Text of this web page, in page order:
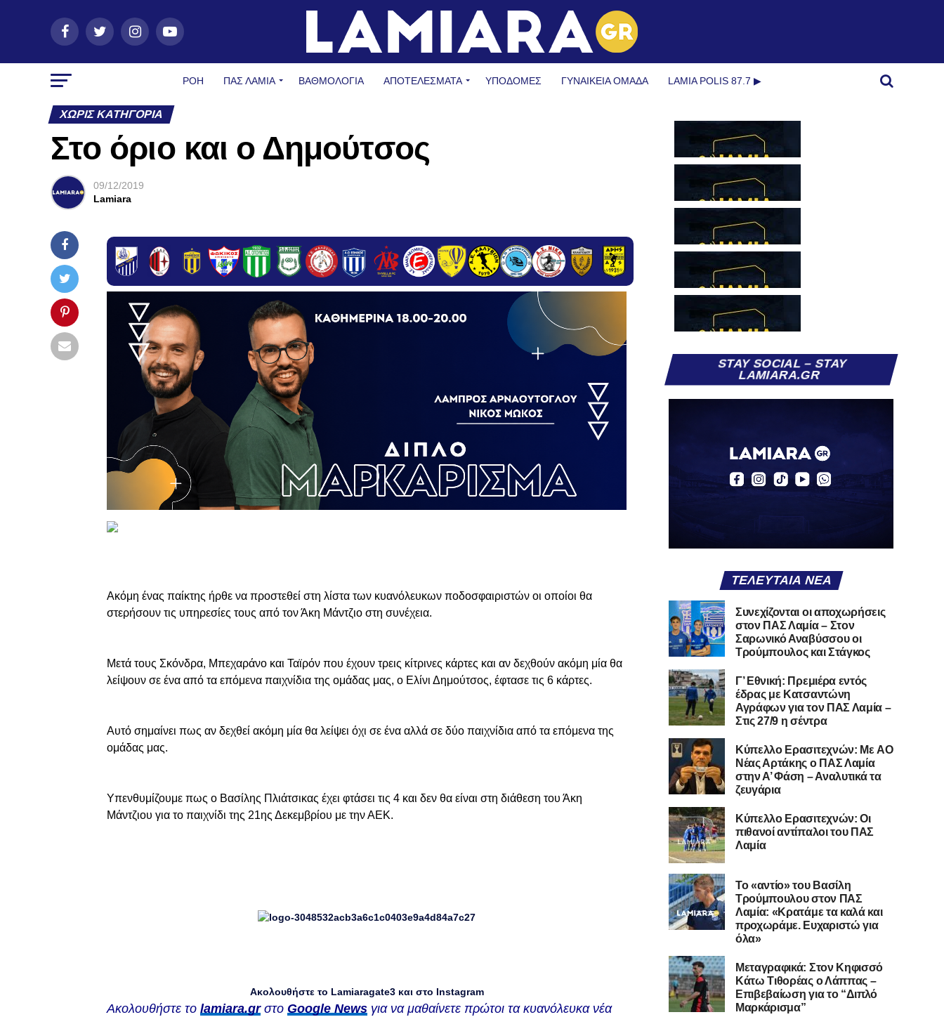
ΡΟΗ ΠΑΣ ΛΑΜΊΑ ΒΑΘΜΟΛΟΓΙΑ ΑΠΟΤΕΛΕΣΜΑΤΑ ΥΠΟΔΟΜΈΣ ΓΥΝΑΙΚΕΊΑ ΟΜΆΔΑ LAMIA POLIS 87.7 ▶︎
ΧΩΡΊΣ ΚΑΤΗΓΟΡΊΑ
Στο όριο και ο Δημούτσος
09/12/2019
Lamiara
Ακόμη ένας παίκτης ήρθε να προστεθεί στη λίστα των κυανόλευκων ποδοσφαιριστών οι οποίοι θα
στερήσουν τις υπηρεσίες τους από τον Άκη Μάντζιο στη συνέχεια.
Μετά τους Σκόνδρα, Μπεχαράνο και Ταϊρόν που έχουν τρεις κίτρινες κάρτες και αν δεχθούν ακόμη μία θα
λείψουν σε ένα από τα επόμενα παιχνίδια της ομάδας μας, ο Ελίνι Δημούτσος, έφτασε τις 6 κάρτες.
Αυτό σημαίνει πως αν δεχθεί ακόμη μία θα λείψει όχι σε ένα αλλά σε δύο παιχνίδια από τα επόμενα της
ομάδας μας.
Υπενθυμίζουμε πως ο Βασίλης Πλιάτσικας έχει φτάσει τις 4 και δεν θα είναι στη διάθεση του Άκη
Μάντζιου για το παιχνίδι της 21ης Δεκεμβρίου με την ΑΕΚ.
Ακολουθήστε το Lamiaragate3 και στο Instagram
Ακολουθήστε το lamiara.grστο Google News για να μαθαίνετε πρώτοι τα κυανόλευκα νέα
STAY SOCIAL – STAY
LAMIARA.GR
ΤΕΛΕΥΤΑΊΑ ΝΈΑ
Συνεχίζονται οι αποχωρήσεις
στον ΠΑΣ Λαμία – Στον
Σαρωνικό Αναβύσσου οι
Τρούμπουλος και Στάγκος
Γ’ Εθνική: Πρεμιέρα εντός
έδρας με Κατσαντώνη
Αγράφων για τον ΠΑΣ Λαμία –
Στις 27/9 η σέντρα
Kύπελλο Ερασιτεχνών: Με AO
Nέας Αρτάκης ο ΠΑΣ Λαμία
στην Α’ Φάση – Αναλυτικά τα
ζευγάρια
Κύπελλο Ερασιτεχνών: Οι
πιθανοί αντίπαλοι του ΠΑΣ
Λαμία
Το «αντίο» του Βασίλη
Τρούμπουλου στον ΠΑΣ
Λαμία: «Κρατάμε τα καλά και
προχωράμε. Ευχαριστώ για
όλα»
Μεταγραφικά: Στον Κηφισσό
Κάτω Τιθορέας ο Λάππας –
Επιβεβαίωση για το “Διπλό
Μαρκάρισμα”